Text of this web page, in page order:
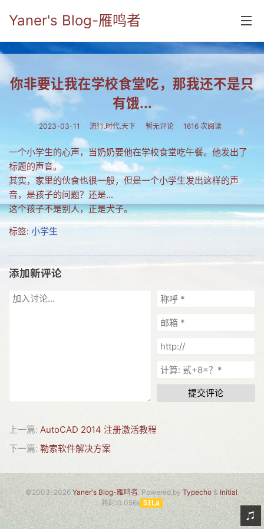
Yaner's Blog-雁鸣者
分类
流年
五笔难啊
流行.时代.天下
收藏.经典
你非要让我在学校食堂吃，那我还不是只
有饿...
2023-03-11 流行.时代.天下 暂无评论 1616 次阅读
一个小学生的心声，当奶奶要他在学校食堂吃午餐。他发出了
标题的声音。
其实，家里的伙食也很一般，但是一个小学生发出这样的声
音，是孩子的问题？还是...
这个孩子不是别人，正是犬子。
标签: 小学生
添加新评论
提交评论
上一篇: AutoCAD 2014 注册激活教程
下一篇: 勒索软件解决方案
©2003-2026Yaner's Blog-雁鸣者. Powered by Typecho& Initial.
耗时:0.056s 51La